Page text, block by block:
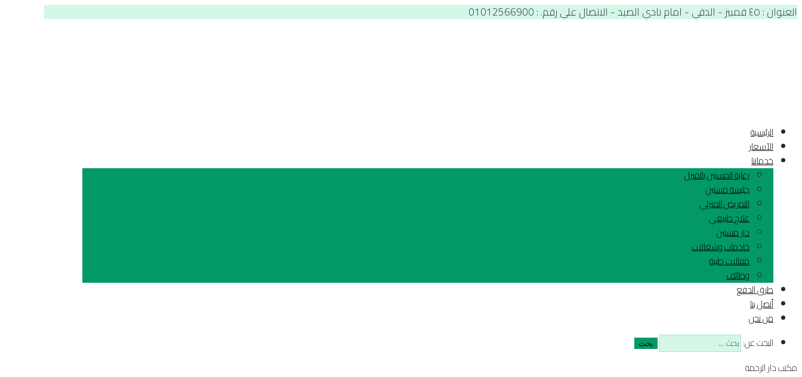
العنوان : ٤٥ قمبيز - الدقي - امام نادي الصيد - الاتصال علي رقم. : 01012566900
الرئيسية
الآسعار
خدماتنا
رعاية المسنين بالمنزل
جليسة مسنين
التمريض المنزلي
علاج طبيعي
دار مسنين
خادمات وشغالات
مقالات طبية
وظائف
طرق الدفع
أتصل بنا
من نحن
البحث عن:
مكتب دار الرحمة